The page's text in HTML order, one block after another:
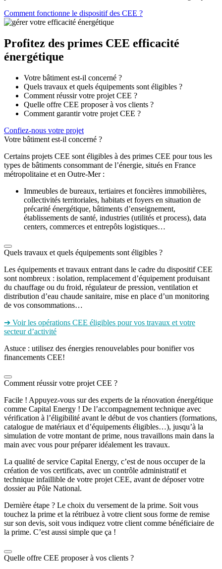
Comment fonctionne le dispositif des CEE ?
Profitez des primes CEE efficacité
énergétique
Votre bâtiment est-il concerné ?
Quels travaux et quels équipements sont éligibles ?
Comment réussir votre projet CEE ?
Quelle offre CEE proposer à vos clients ?
Comment garantir votre projet CEE ?
Confiez-nous votre projet
Votre bâtiment est-il concerné ?
Certains projets CEE sont éligibles à des primes CEE pour tous les
types de bâtiments consommant de l’énergie, situés en France
métropolitaine et en Outre-Mer :
Immeubles de bureaux, tertiaires et foncières immobilières,
collectivités territoriales, habitats et foyers en situation de
précarité énergétique, bâtiments d’enseignement,
établissements de santé, industries (utilités et process), data
centers, commerces et entrepôts logistiques…
Quels travaux et quels équipements sont éligibles ?
Les équipements et travaux entrant dans le cadre du dispositif CEE
sont nombreux : isolation, remplacement d’équipement produisant
du chauffage ou du froid, régulateur de pression, ventilation et
distribution d’eau chaude sanitaire, mise en place d’un monitoring
de vos consommations…
➔ Voir les opérations CEE éligibles pour vos travaux et votre
secteur d’activité
Astuce : utilisez des énergies renouvelables pour bonifier vos
financements CEE!
Comment réussir votre projet CEE ?
Facile ! Appuyez-vous sur des experts de la rénovation énergétique
comme Capital Energy ! De l’accompagnement technique avec
vérification à l’éligibilité avant le début de vos chantiers (formations,
catalogue de matériaux et d’équipements éligibles…), jusqu’à la
simulation de votre montant de prime, nous travaillons main dans la
main avec vous pour préparer idéalement les travaux.
La qualité de service Capital Energy, c’est de nous occuper de la
création de vos certificats, avec un contrôle administratif et
technique infaillible de votre projet CEE, avant de déposer votre
dossier au Pôle National.
Dernière étape ? Le choix du versement de la prime. Soit vous
touchez la prime et la rétribuez à votre client sous forme de remise
sur son devis, soit vous indiquez votre client comme bénéficiaire de
la prime. C’est aussi simple que ça !
Quelle offre CEE proposer à vos clients ?